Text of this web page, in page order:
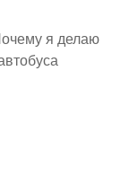
я делаю